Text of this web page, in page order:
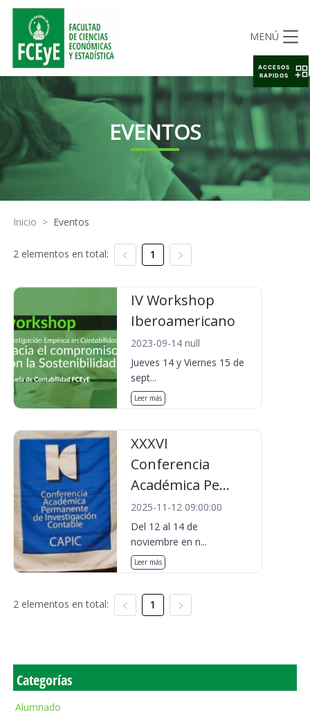
MENÚ
EVENTOS
Inicio > Eventos
2 elementos en total: 1
IV Workshop
Iberoamericano
2023-09-14 null
Jueves 14 y Viernes 15 de
sept...
Leer más
XXXVI
Conferencia
Académica Pe...
2025-11-12 09:00:00
Del 12 al 14 de
noviembre en n...
Leer más
2 elementos en total: 1
Categorías
Alumnado
ACCESOS
RAPIDOS